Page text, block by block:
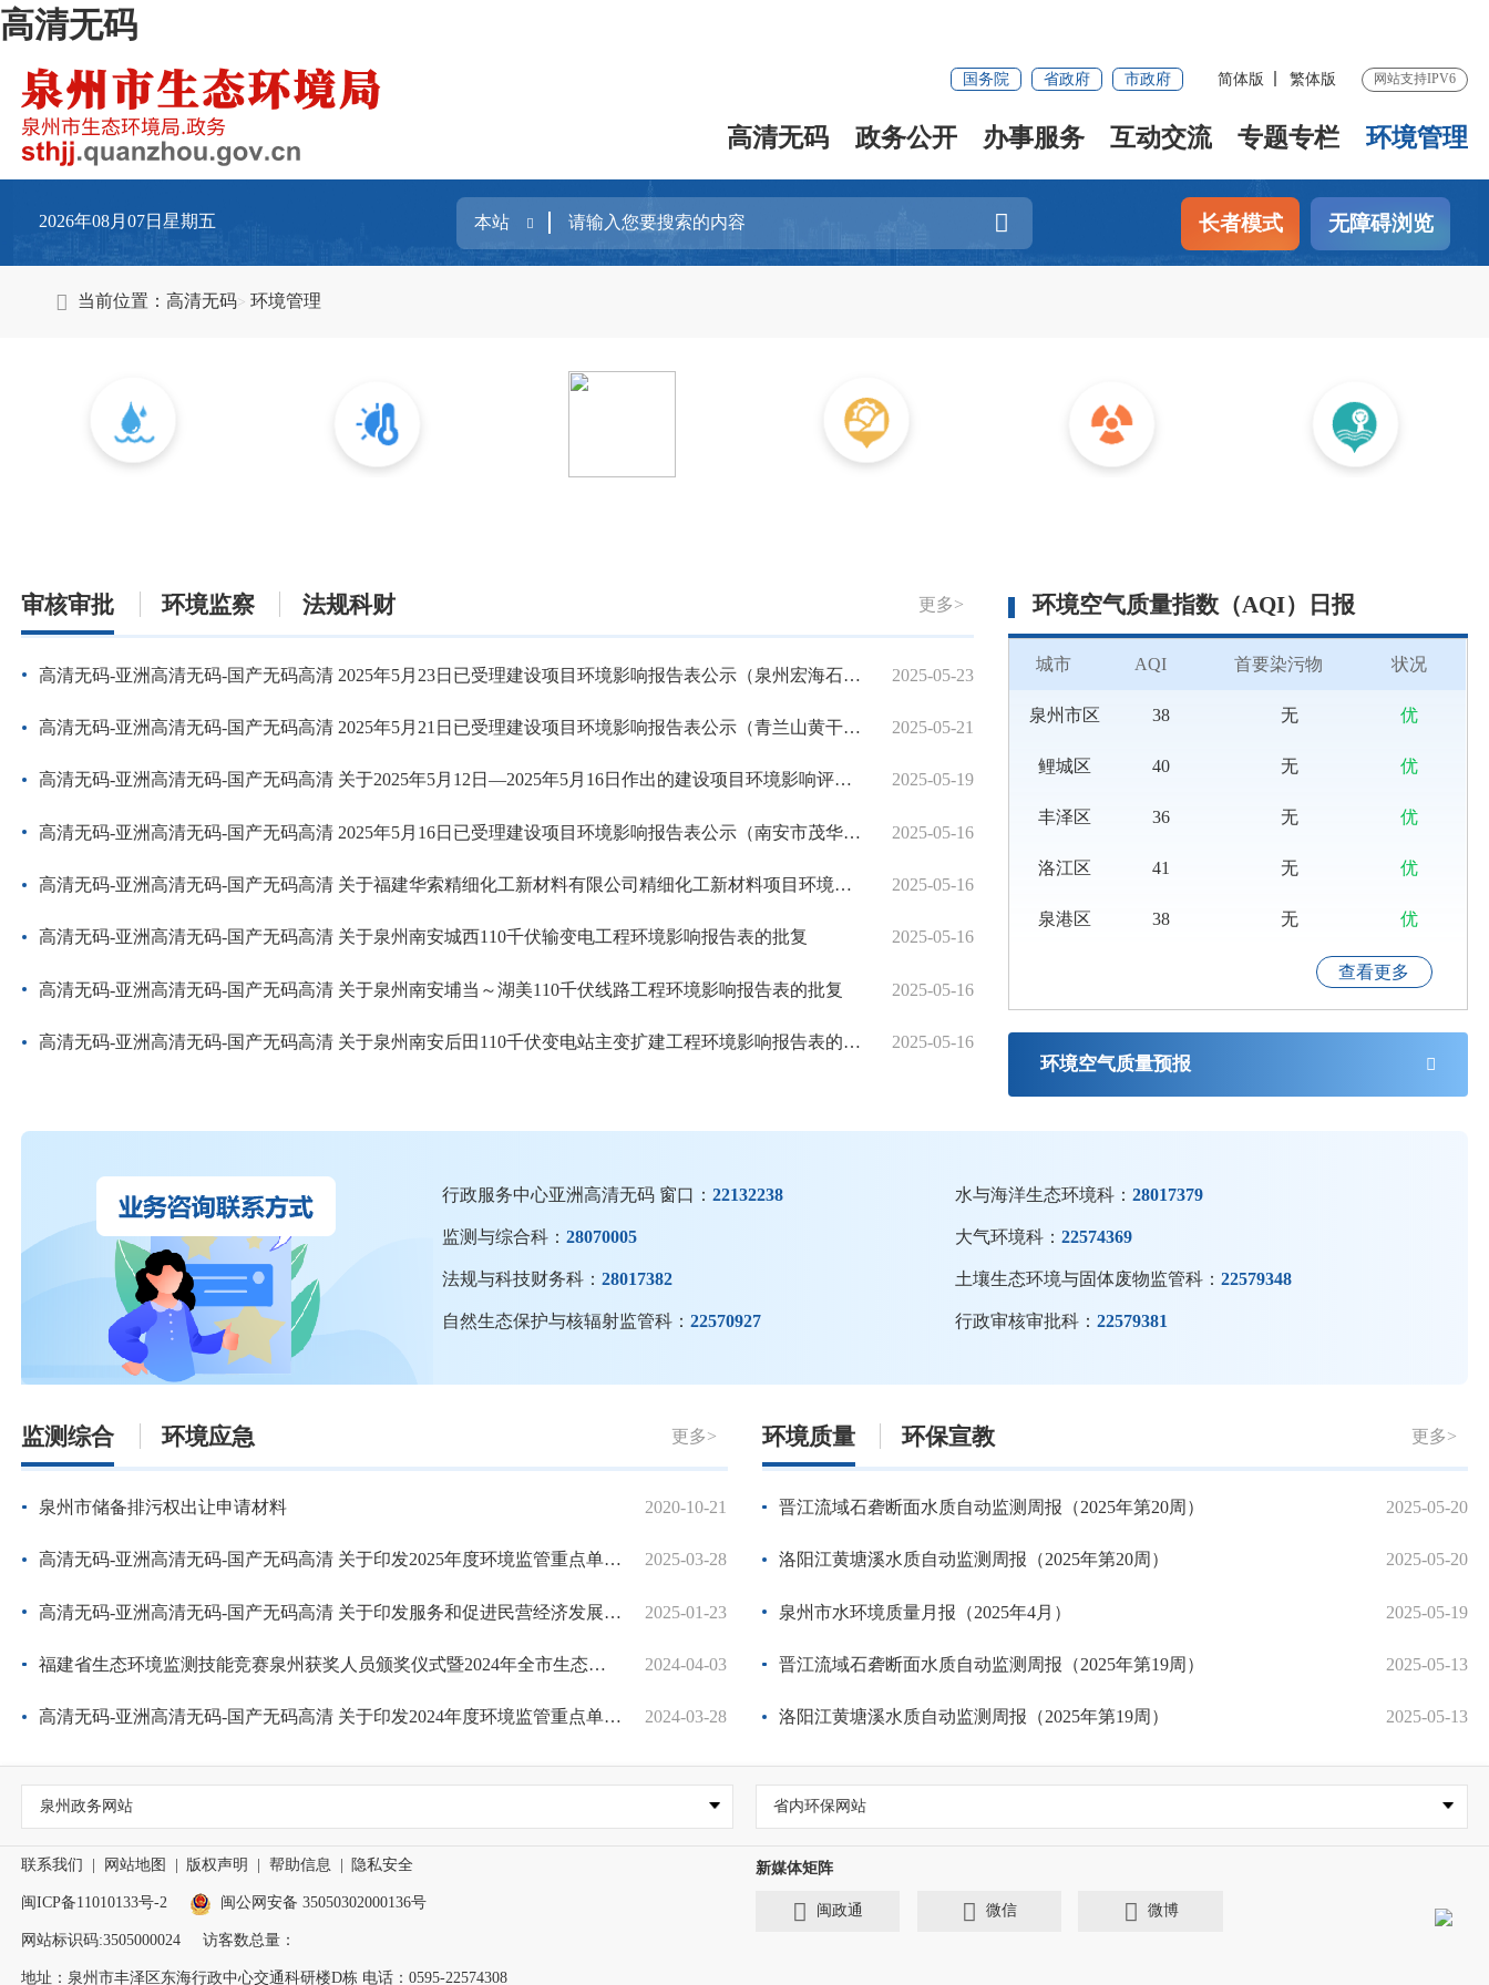
高清无码
国务院 省政府 市政府 简体版 繁体版 网站支持IPV6
高清无码 政务公开 办事服务 互动交流 专题专栏 环境管理
2026年08月07日星期五 长者模式 无障碍浏览
当前位置：高清无码 环境管理
审核审批 环境监察 法规科财 更多>
高清无码-亚洲高清无码-国产无码高清 2025年5月23日已受理建设项目环境影响报告表公示（泉州宏海石化仓储有限公司货种调整项目） 2025-05-23
高清无码-亚洲高清无码-国产无码高清 2025年5月21日已受理建设项目环境影响报告表公示（青兰山黄干岛新增海水淡化系统） 2025-05-21
高清无码-亚洲高清无码-国产无码高清 关于2025年5月12日—2025年5月16日作出的建设项目环境影响评价文件审批决定的公告 2025-05-19
高清无码-亚洲高清无码-国产无码高清 2025年5月16日已受理建设项目环境影响报告表公示（南安市茂华西路工程（福飞北路至福金北路段）） 2025-05-16
高清无码-亚洲高清无码-国产无码高清 关于福建华索精细化工新材料有限公司精细化工新材料项目环境影响报告书的批复 2025-05-16
高清无码-亚洲高清无码-国产无码高清 关于泉州南安城西110千伏输变电工程环境影响报告表的批复 2025-05-16
高清无码-亚洲高清无码-国产无码高清 关于泉州南安埔当～湖美110千伏线路工程环境影响报告表的批复 2025-05-16
高清无码-亚洲高清无码-国产无码高清 关于泉州南安后田110千伏变电站主变扩建工程环境影响报告表的批复 2025-05-16
高清无码-亚洲高清无码-国产无码高清 召开2025年第二季度全
高清无码-亚洲高清无码-国产无码高清 责令改正违法行为决定
泉州市污染源自动监控设施运维质量评估（2025年第1季度）
高清无码-亚洲高清无码-国产无码高清 关于解除泉州市喜鑫福工艺品
环境空气质量指数（AQI）日报
城市 AQI 首要染污物 状况
泉州市区 38 无 优
鲤城区 40 无 优
丰泽区 36 无 优
洛江区 41 无 优
泉港区 38 无 优
查看更多
环境空气质量预报
行政服务中心亚洲高清无码 窗口：22132238 水与海洋生态环境科： 28017379
监测与综合科：28070005 大气环境科： 22574369
法规与科技财务科：28017382 土壤生态环境与固体废物监管科： 22579348
自然生态保护与核辐射监管科：22570927 行政审核审批科： 22579381
监测综合 环境应急 更多>
泉州市储备排污权出让申请材料 2020-10-21
高清无码-亚洲高清无码-国产无码高清 关于印发2025年度环境监管重点单位名录的通知 2025-03-28
高清无码-亚洲高清无码-国产无码高清 关于印发服务和促进民营经济发展若干措施的通知 2025-01-23
福建省生态环境监测技能竞赛泉州获奖人员颁奖仪式暨2024年全市生态环境监测工作部署会召开 2024-04-03
高清无码-亚洲高清无码-国产无码高清 关于印发2024年度环境监管重点单位名录的通知 2024-03-28
2025年第一季度突发环境事件应对情况 2025-04-03
泉州市企业事业单位突发环境事件应急预案备案情况表（2024年下半年） 2025-01-17
泉州市较大及以上环境风险企业名单（2024年下半年） 2025-01-17
2024年第四季度突发环境事件应对情况 2025-01-02
2024年第三季度突发环境事件应对情况 2024-10-08
环境质量 环保宣教 更多>
晋江流域石砻断面水质自动监测周报（2025年第20周） 2025-05-20
洛阳江黄塘溪水质自动监测周报（2025年第20周） 2025-05-20
泉州市水环境质量月报（2025年4月） 2025-05-19
晋江流域石砻断面水质自动监测周报（2025年第19周） 2025-05-13
洛阳江黄塘溪水质自动监测周报（2025年第19周） 2025-05-13
泉州政务网站 省内环保网站
联系我们 网站地图 版权声明 帮助信息 隐私安全
闽ICP备11010133号-2 闽公网安备 35050302000136号
网站标识码:3505000024 访客数总量：
地址：泉州市丰泽区东海行政中心交通科研楼D栋 电话：0595-22574308
新媒体矩阵
闽政通 微信 微博